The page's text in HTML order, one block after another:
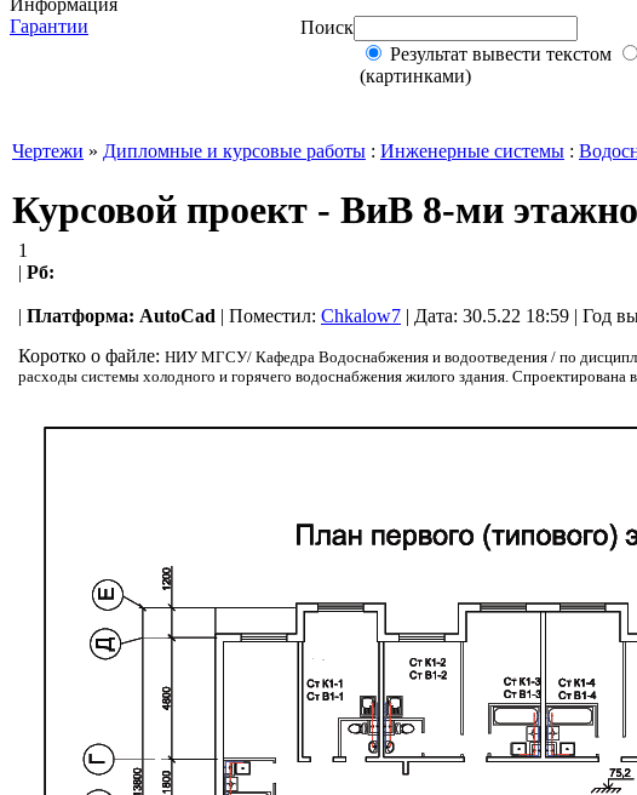
Информация
Гарантии
Поиск
Результат вывести текстом
(картинками)
Чертежи » Дипломные и курсовые работы : Инженерные системы :
Курсовой проект - ВиВ 8-ми
1
| Рб:
| Платформа: AutoCad | Поместил: Chkalow7 | Дата: 30.5.22 18:59 | Год
Коротко о файле: НИУ МГСУ/ Кафедра Водоснабжения и водоотведения / по
расходы системы холодного и горячего водоснабжения жилого здания. Спроектирована